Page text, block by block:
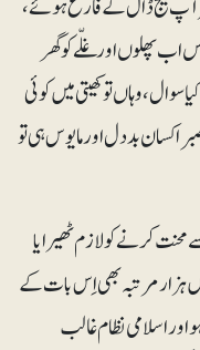
پھلوں اور غلّے کو گھر
سوال، وہاں تو کھیتی میں کوئی
کسان بددل اور مایوس ہی تو
کرنے کو لازم ٹھیرایا
ہزار مرتبہ بھی اِس بات کے
اور اسلامی نظام غالب